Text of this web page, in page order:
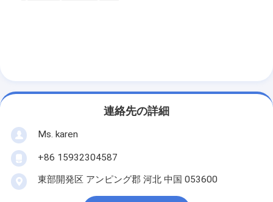
連絡先の詳細
Ms. karen
+86 15932304587
東部開発区 アンピング郡 河北 中国 053600